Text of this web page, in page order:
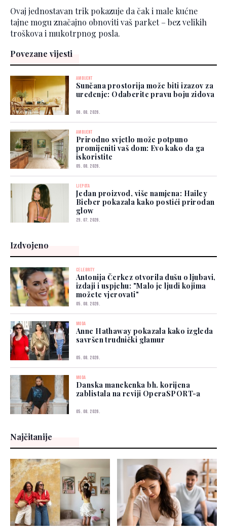
Ovaj jednostavan trik pokazuje da čak i male kućne
tajne mogu značajno obnoviti vaš parket – bez velikih
troškova i mukotrpnog posla.
Povezane vijesti
AMBIJENT
Sunčana prostorija može biti izazov za
uređenje: Odaberite pravu boju zidova
06. 08. 2026.
AMBIJENT
Prirodno svjetlo može potpuno
promijeniti vaš dom: Evo kako da ga
iskoristite
05. 08. 2026.
LJEPOTA
Jedan proizvod, više namjena: Hailey
Bieber pokazala kako postići prirodan
glow
29. 07. 2026.
Izdvojeno
CELEBRITY
Antonija Čerkez otvorila dušu o ljubavi,
izdaji i uspjehu: "Malo je ljudi kojima
možete vjerovati"
05. 08. 2026.
MODA
Anne Hathaway pokazala kako izgleda
savršen trudnički glamur
05. 08. 2026.
MODA
Danska manekenka bh. korijena
zablistala na reviji OperaSPORT-a
05. 08. 2026.
Najčitanije